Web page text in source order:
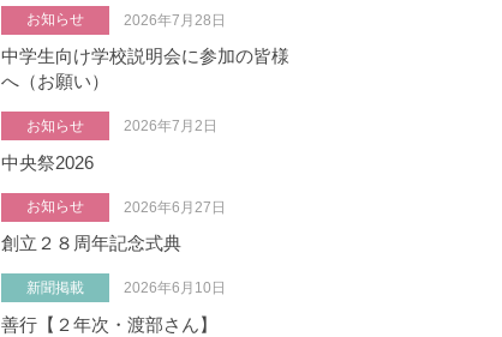
お知らせ 2026年7月28日
中学生向け学校説明会に参加の皆様
へ（お願い）
お知らせ 2026年7月2日
中央祭2026
お知らせ 2026年6月27日
創立２８周年記念式典
新聞掲載 2026年6月10日
善行【２年次・渡部さん】